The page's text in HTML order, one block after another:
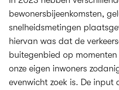
bewonersbijeenkomsten,
snelheidsmetingen
hiervan was dat de
buitegenbied op
onze eigen inwoners
evenwicht zoek is. De